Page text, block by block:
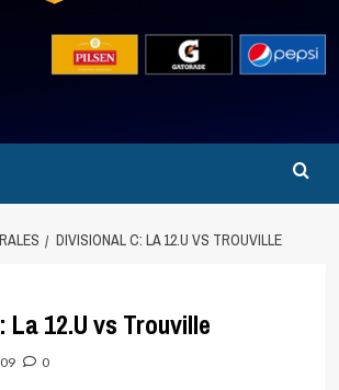
DIVISIONAL C: LA 12.U VS TROUVILLE
La 12.U vs Trouville
0